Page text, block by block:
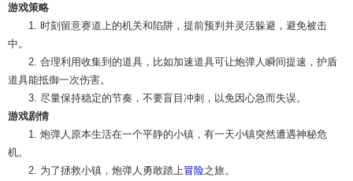
游戏策略
1. 时刻留意赛道上的机关和陷阱，提前预判并灵活躲避，避免被击
中。
2. 合理利用收集到的道具，比如加速道具可让炮弹人瞬间提速，护盾
道具能抵御一次伤害。
3. 尽量保持稳定的节奏，不要盲目冲刺，以免因心急而失误。
游戏剧情
1. 炮弹人原本生活在一个平静的小镇，有一天小镇突然遭遇神秘危
机。
2. 为了拯救小镇，炮弹人勇敢踏上冒险之旅。